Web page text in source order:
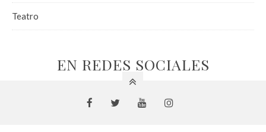
Teatro
EN REDES SOCIALES